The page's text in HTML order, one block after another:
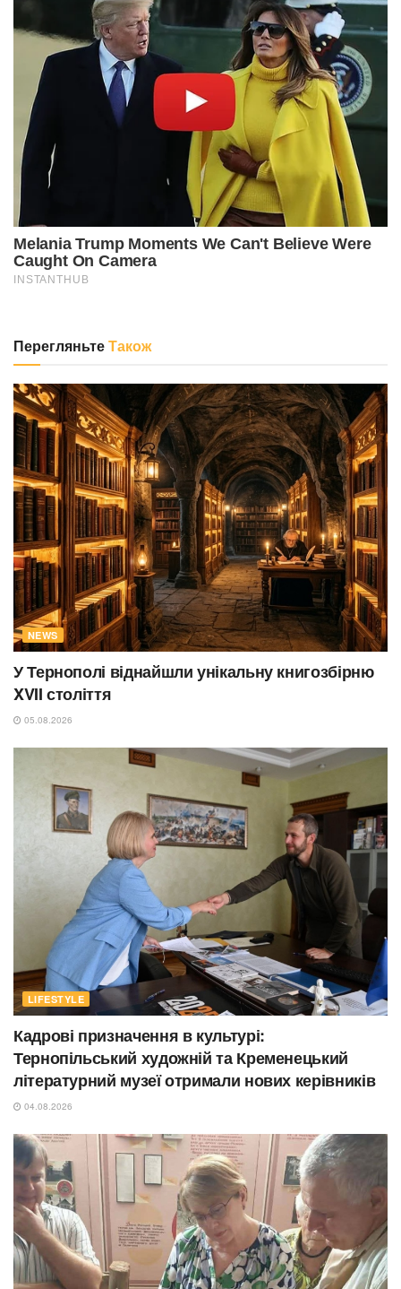
ПерегляньтеТакож
NEWS
У Тернополі віднайшли унікальну книгозбірню
XVII століття
05.08.2026
LIFESTYLE
Кадрові призначення в культурі:
Тернопільський художній та Кременецький
літературний музеї отримали нових керівників
04.08.2026